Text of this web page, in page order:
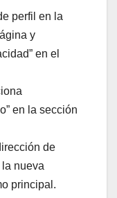
perfil en la
y
en el
en la sección
de
nueva
principal.